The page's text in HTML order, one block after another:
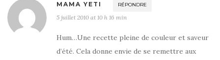
MAMA YETI RÉPONDRE
5 juillet 2010 at 10 h 16 min
Hum…Une recette pleine de couleur et saveur
d’été. Cela donne envie de se remettre aux